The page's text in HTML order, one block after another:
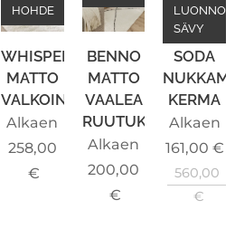
WHISPER
MATTO
VALKOINEN
HOHDE
Alkaen
258,00
€
BENNO
MATTO
VAALEA
RUUTUKUVIOLLA
Alkaen
200,00
€
SODA
KERMA
SÄVY
Alkaen
161,00 €
560,00
€